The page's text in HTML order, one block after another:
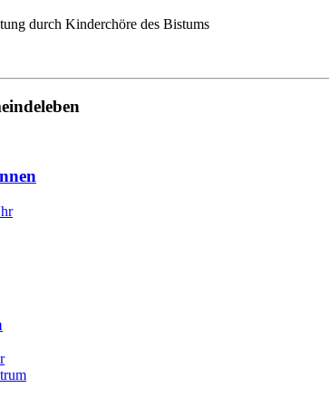
durch Kinderchöre des Bistums